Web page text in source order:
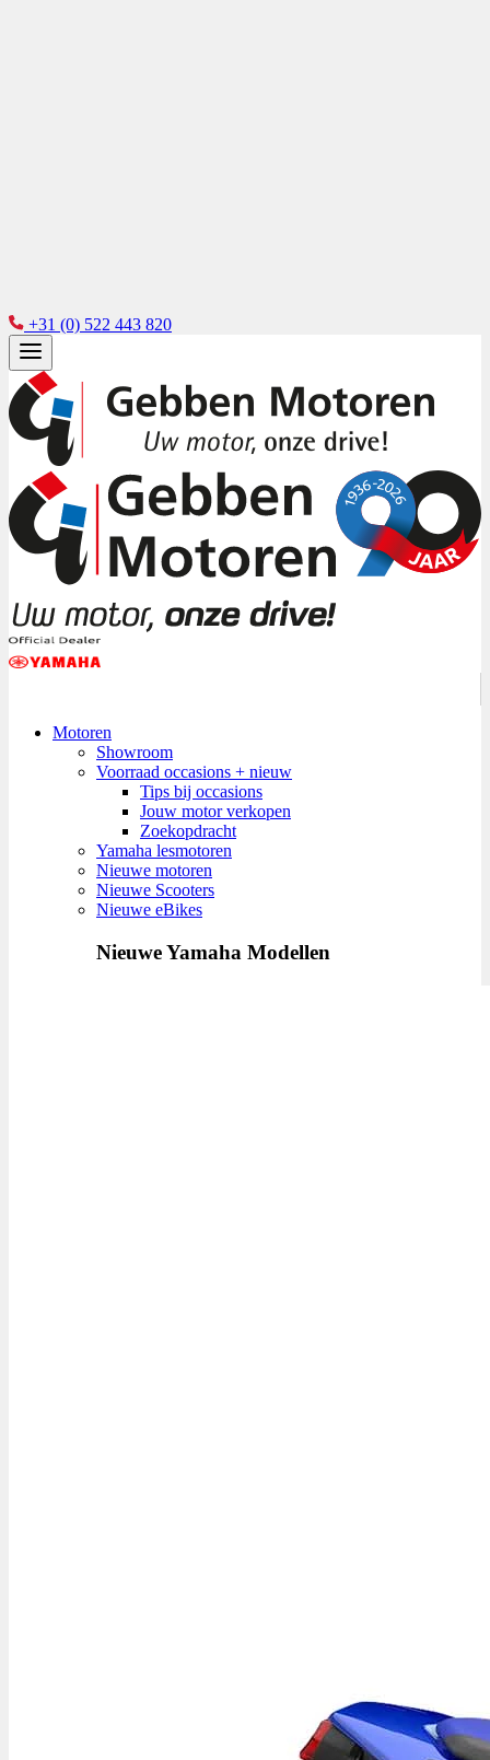
+31 (0) 522 443 820
Motoren
Showroom
Voorraad occasions + nieuw
Tips bij occasions
Jouw motor verkopen
Zoekopdracht
Yamaha lesmotoren
Nieuwe motoren
Nieuwe Scooters
Nieuwe eBikes
Nieuwe Yamaha Modellen